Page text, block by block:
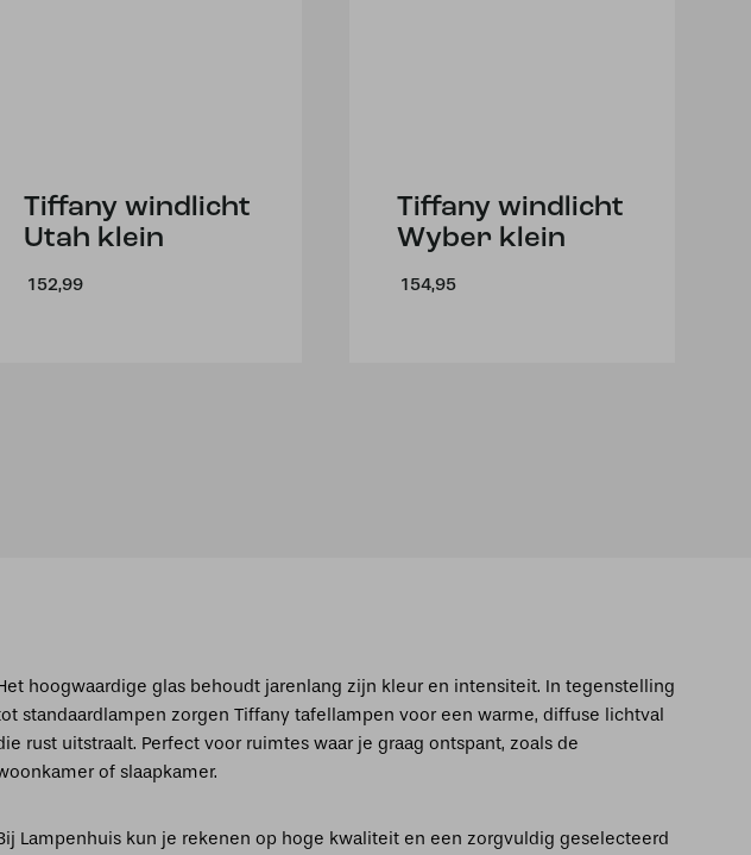
Tiffany windlicht
Utah klein
152,99
Tiffany windlicht
Wyber klein
154,95
hoogwaardige glas behoudt jarenlang zijn kleur en intensiteit. In tegenstelling
standaardlampen zorgen Tiffany tafellampen voor een warme, diffuse lichtval
rust uitstraalt. Perfect voor ruimtes waar je graag ontspant, zoals de
of slaapkamer.
Lampenhuis kun je rekenen op hoge kwaliteit en een zorgvuldig geselecteerd